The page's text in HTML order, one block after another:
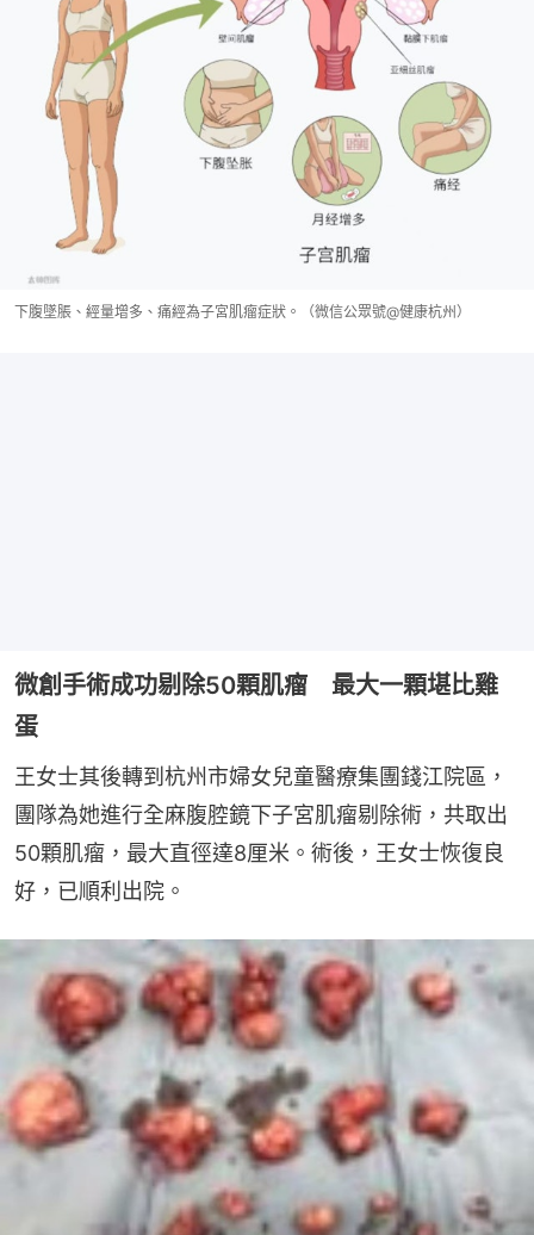
下腹墜脹、經量增多、痛經為子宮肌瘤症狀。（微信公眾號@健康杭州）
微創手術成功剔除50顆肌瘤 最大一顆堪比雞
蛋
王女士其後轉到杭州市婦女兒童醫療集團錢江院區，
團隊為她進行全麻腹腔鏡下子宮肌瘤剔除術，共取出
50顆肌瘤，最大直徑達8厘米。術後，王女士恢復良
好，已順利出院。